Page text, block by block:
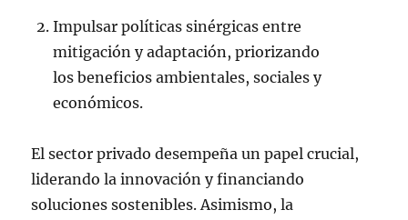
Impulsar políticas sinérgicas entre
mitigación y adaptación, priorizando
los beneficios ambientales, sociales y
económicos.
El sector privado desempeña un papel crucial,
liderando la innovación y financiando
soluciones sostenibles. Asimismo, la